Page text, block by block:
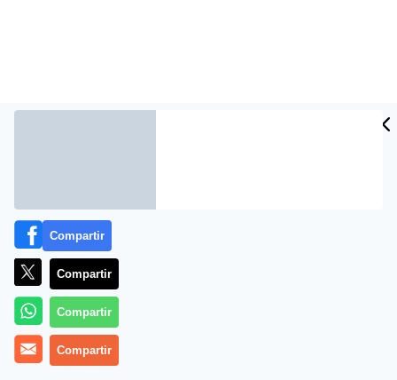
Más información
Compartir
Compartir
Compartir
Compartir